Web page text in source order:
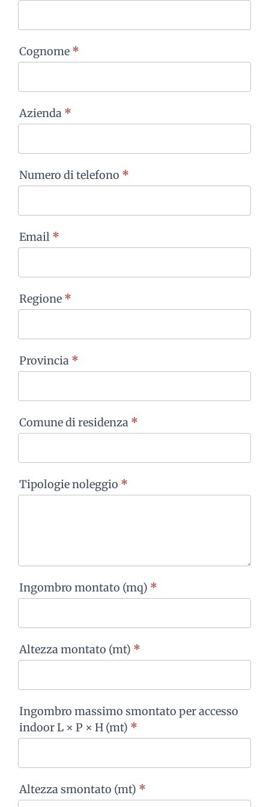
con
NOLEGGIO
Cognome *
Azienda *
Numero di telefono *
Email *
Regione *
Provincia *
Comune di residenza *
Tipologie noleggio *
Ingombro montato (mq) *
Altezza montato (mt) *
Ingombro massimo smontato per accesso
indoor L × P × H (mt) *
Altezza smontato (mt) *